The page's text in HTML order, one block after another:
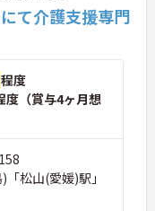
て介護支援専門
程度
度（賞与4ヶ月想
松山(愛媛)駅」